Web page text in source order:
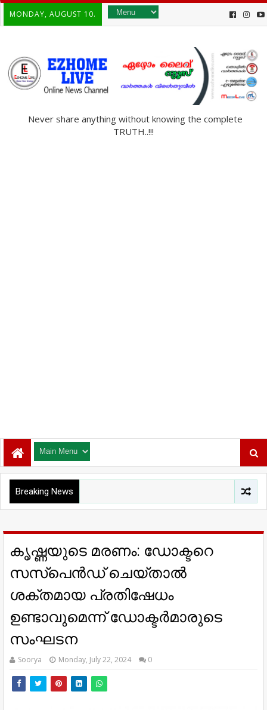
MONDAY, AUGUST 10.
Never share anything without knowing the complete
TRUTH..!!!
Breaking News
കൃഷ്ണയുടെ മരണം: ഡോക്ടറെ
സസ്പെൻഡ് ചെയ്താൽ
ശക്തമായ പ്രതിഷേധം
ഉണ്ടാവുമെന്ന് ഡോക്ടർമാരുടെ
സംഘടന
Soorya Monday, July 22, 2024 0